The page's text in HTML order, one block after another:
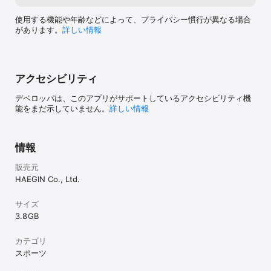
使用する機能や年齢などによって、プライバシー慣行が異なる場合
があります。 詳しい情報
アクセシビリティ
デベロッパは、このアプリがサポートしているアクセシビリティ機
能をまだ示していません。 詳しい情報
情報
販売元
HAEGIN Co., Ltd.
サイズ
3.8 GB
カテゴリ
スポーツ